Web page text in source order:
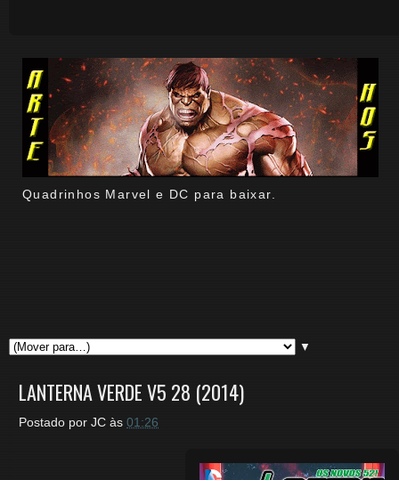
Quadrinhos Marvel e DC para baixar.
▼
LANTERNA VERDE V5 28 (2014)
Postado por JC às 01:26